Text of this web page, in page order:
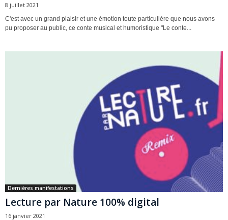
8 juillet 2021
C'est avec un grand plaisir et une émotion toute particulière que nous avons
pu proposer au public, ce conte musical et humoristique "Le conte...
Dernières manifestations
Lecture par Nature 100% digital
16 janvier 2021